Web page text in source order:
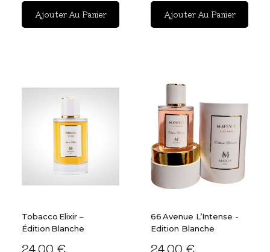
Ajouter Au Panier Ajouter Au Panier
Tobacco Elixir –
Édition Blanche
24,00 €
66 Avenue L’Intense -
Edition Blanche
24,00 €